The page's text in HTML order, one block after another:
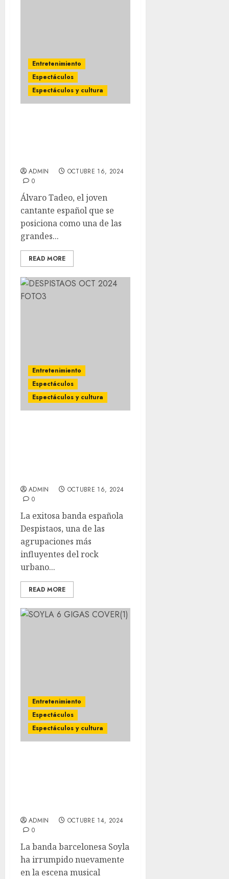
Entretenimiento
Espectáculos
Espectáculos y cultura
ADMIN
OCTUBRE 16, 2024
0
Álvaro Tadeo, el joven
cantante español que se
posiciona como una de las
grandes...
READ MORE
Entretenimiento
Espectáculos
Espectáculos y cultura
ADMIN
OCTUBRE 16, 2024
0
La exitosa banda española
Despistaos, una de las
agrupaciones más
influyentes del rock
urbano...
READ MORE
Entretenimiento
Espectáculos
Espectáculos y cultura
ADMIN
OCTUBRE 14, 2024
0
La banda barcelonesa Soyla
ha irrumpido nuevamente
en la escena musical